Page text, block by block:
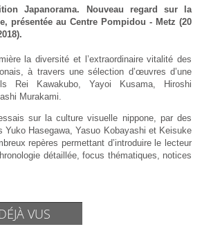
Japanorama. Nouveau regard sur la
présentée au Centre Pompidou - Metz (20
la diversité et l’extraordinaire vitalité des
à travers une sélection d’œuvres d’une
Rei Kawakubo, Yayoi Kusama, Hiroshi
Murakami.
sur la culture visuelle nippone, par des
Yuko Hasegawa, Yasuo Kobayashi et Keisuke
repères permettant d’introduire le lecteur
détaillée, focus thématiques, notices
VUS